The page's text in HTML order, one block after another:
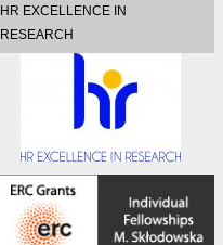
HR EXCELLENCE IN
RESEARCH